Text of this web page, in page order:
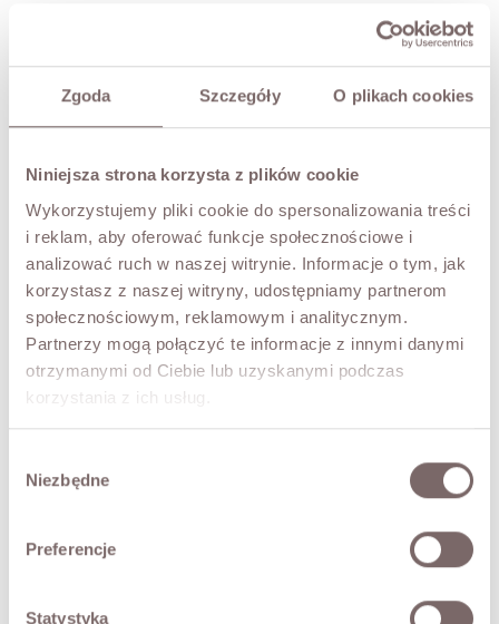
Zgoda Szczegóły O plikach cookies
Niniejsza strona korzysta z plików cookie
Wykorzystujemy pliki cookie do spersonalizowania treści
i reklam, aby oferować funkcje społecznościowe i
analizować ruch w naszej witrynie. Informacje o tym, jak
korzystasz z naszej witryny, udostępniamy partnerom
społecznościowym, reklamowym i analitycznym.
Partnerzy mogą połączyć te informacje z innymi danymi
otrzymanymi od Ciebie lub uzyskanymi podczas
korzystania z ich usług.
zgody
Niezbędne
Preferencje
Statystyka
PLN539.00
Price
PLN529.00 Price
PLN139.00
-nan %
Fiora Blouse Lace Cream
Price
PLN169.00Regular
price
PLN249.00
Marietta Dress Lace Beige
Price
PLN259.00
-nan %
PLN239.00